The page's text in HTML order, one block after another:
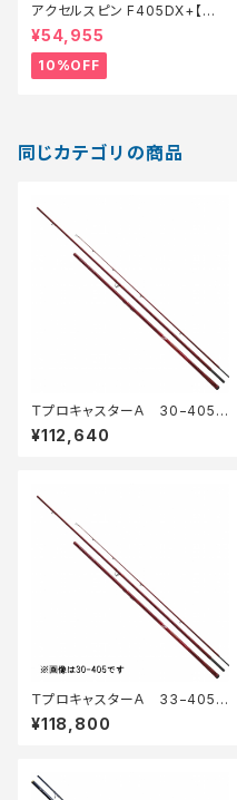
アクセルスピン F405DX+【継
続セール_ロッド】【10】
¥54,955
10%OFF
同じカテゴリの商品
ＴプロキャスターＡ 30−405・
Ｅ
¥112,640
ＴプロキャスターＡ 33−405・
Ｅ
¥118,800